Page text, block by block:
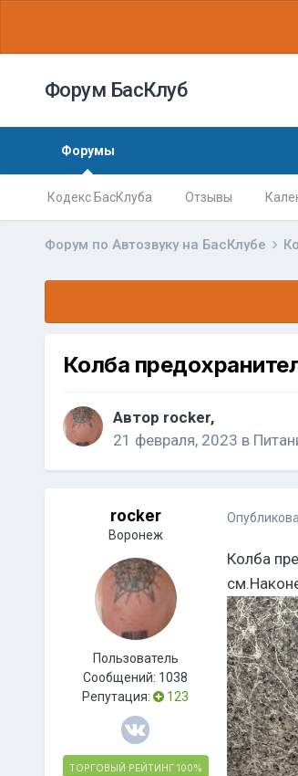
Форум БасКлуб
Форумы
Кодекс БасКлуба Отзывы
Форум по Автозвуку на БасКлубе
Колба
Автор rocker,
21 февраля, 2023 в
rocker
Воронеж
Пользователь
Сообщений: 1038
Репутация:
123
ТОРГОВЫЙ РЕЙТИНГ 100%
Колба